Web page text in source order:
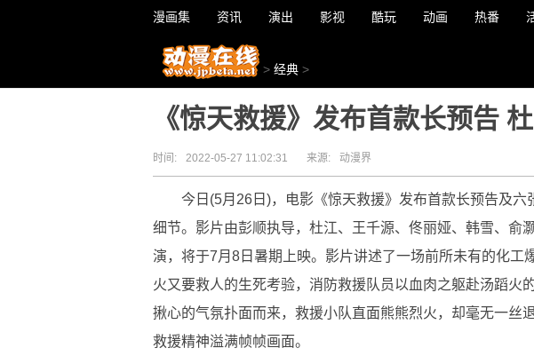
漫画集 资讯 演出 影视 酷玩 动画 热番
> 经典 >
《惊天救援》发布首款长预告
时间: 2022-05-27 11:02:31 来源: 动漫界
今日(5月26日)，电影《惊天救援》发布首款长预告及六
细节。影片由彭顺执导，杜江、王千源、佟丽娅、韩雪、俞
演，将于7月8日暑期上映。影片讲述了一场前所未有的化工
火又要救人的生死考验，消防救援队员以血肉之躯赴汤蹈火
揪心的气氛扑面而来，救援小队直面熊熊烈火，却毫无一丝
救援精神溢满帧帧画面。